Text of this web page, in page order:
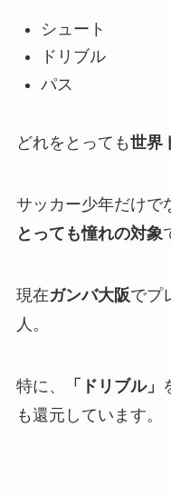
シュート
ドリブル
パス
どれをとっても世界
サッカー少年だけで
とっても憧れの対象
現在ガンバ大阪でプ
人。
特に、 「ドリブル」
も還元しています。